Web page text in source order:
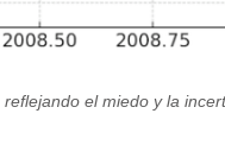
el miedo y la